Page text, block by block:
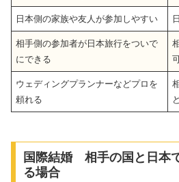
日本側の家族や友人が参加しやすい
相手側の参加者が日本旅行をついで
にできる
ウェディングプランナーなどプロを
頼れる
国際結婚 相手の国と日本
る場合